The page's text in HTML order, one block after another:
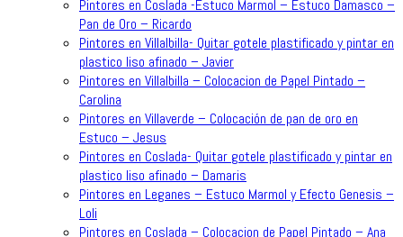
Pintores en Coslada -Estuco Marmol – Estuco Damasco –
Pan de Oro – Ricardo
Pintores en Villalbilla- Quitar gotele plastificado y pintar en
plastico liso afinado – Javier
Pintores en Villalbilla – Colocacion de Papel Pintado –
Carolina
Pintores en Villaverde – Colocación de pan de oro en
Estuco – Jesus
Pintores en Coslada- Quitar gotele plastificado y pintar en
plastico liso afinado – Damaris
Pintores en Leganes – Estuco Marmol y Efecto Genesis –
Loli
Pintores en Coslada – Colocacion de Papel Pintado – Ana